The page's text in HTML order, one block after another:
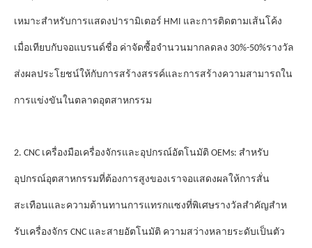
เหมาะสําหรับการแสดงปารามิเตอร์ HMI และการติดตามเส้นโค้ง
เมื่อเทียบกับจอแบรนด์ชื่อ ค่าจัดซื้อจํานวนมากลดลง 30%-50%รางวัล
ส่งผลประโยชน์ให้กับการสร้างสรรค์และการสร้างความสามารถใน
การแข่งขันในตลาดอุตสาหกรรม
2. CNC เครื่องมือเครื่องจักรและอุปกรณ์อัตโนมัติ OEMs: สําหรับ
อุปกรณ์อุตสาหกรรมที่ต้องการสูงของเราจอแสดงผลให้การสั่น
สะเทือนและความต้านทานการแทรกแซงที่พิเศษรางวัลสําคัญสําห
รับเครื่องจักร CNC และสายอัตโนมัติ ความสว่างหลายระดับเป็นตัว